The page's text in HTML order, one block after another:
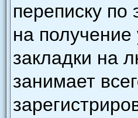
переписку по
на
закладки на
занимает